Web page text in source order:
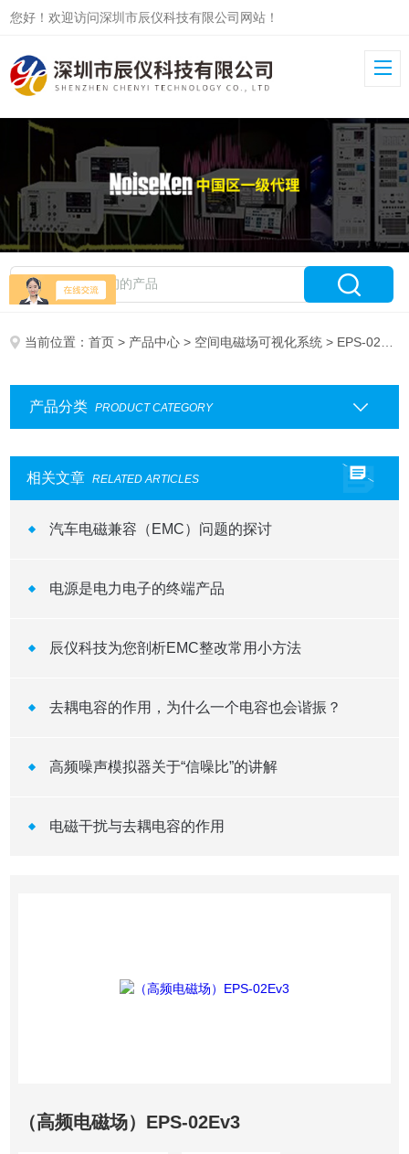
您好！欢迎访问深圳市辰仪科技有限公司网站！
当前位置：首页 > 产品中心 > 空间电磁场可视化系统 > EPS-02系列
产品分类 PRODUCT CATEGORY
相关文章 RELATED ARTICLES
汽车电磁兼容（EMC）问题的探讨
电源是电力电子的终端产品
辰仪科技为您剖析EMC整改常用小方法
去耦电容的作用，为什么一个电容也会谐振？
高频噪声模拟器关于“信噪比”的讲解
电磁干扰与去耦电容的作用
（高频电磁场）EPS-02Ev3